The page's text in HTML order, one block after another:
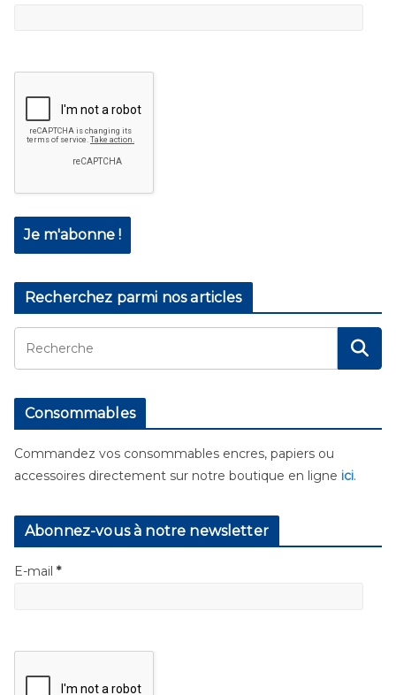
Recherchez parmi nos articles
Consommables
Commandez vos consommables encres, papiers ou
accessoires directement sur notre boutique en ligne ici.
Abonnez-vous à notre newsletter
E-mail *